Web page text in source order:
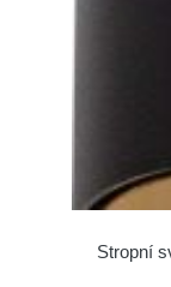
Stropní